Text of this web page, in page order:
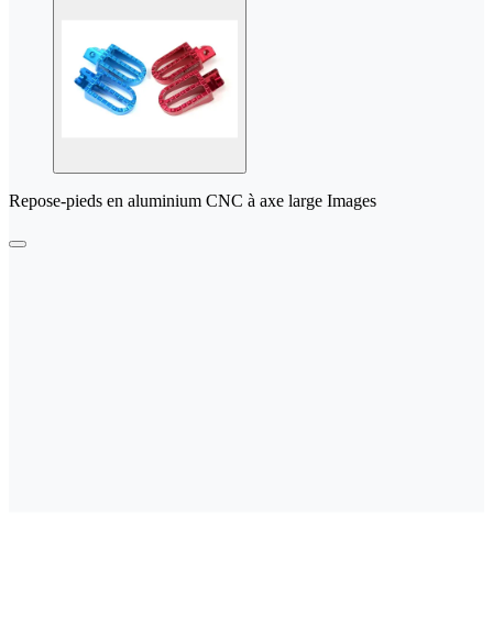
Repose-pieds en aluminium CNC à axe large Images